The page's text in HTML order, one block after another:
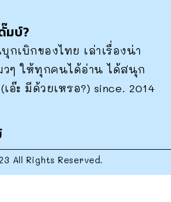
มบ์?
กเบิกของไทย เล่าเรื่องน่า
ๆ ให้ทุกคนได้อ่าน ได้สนุก
เอ๊ะ มีด้วยเหรอ?) since. 2014
All Rights Reserved.